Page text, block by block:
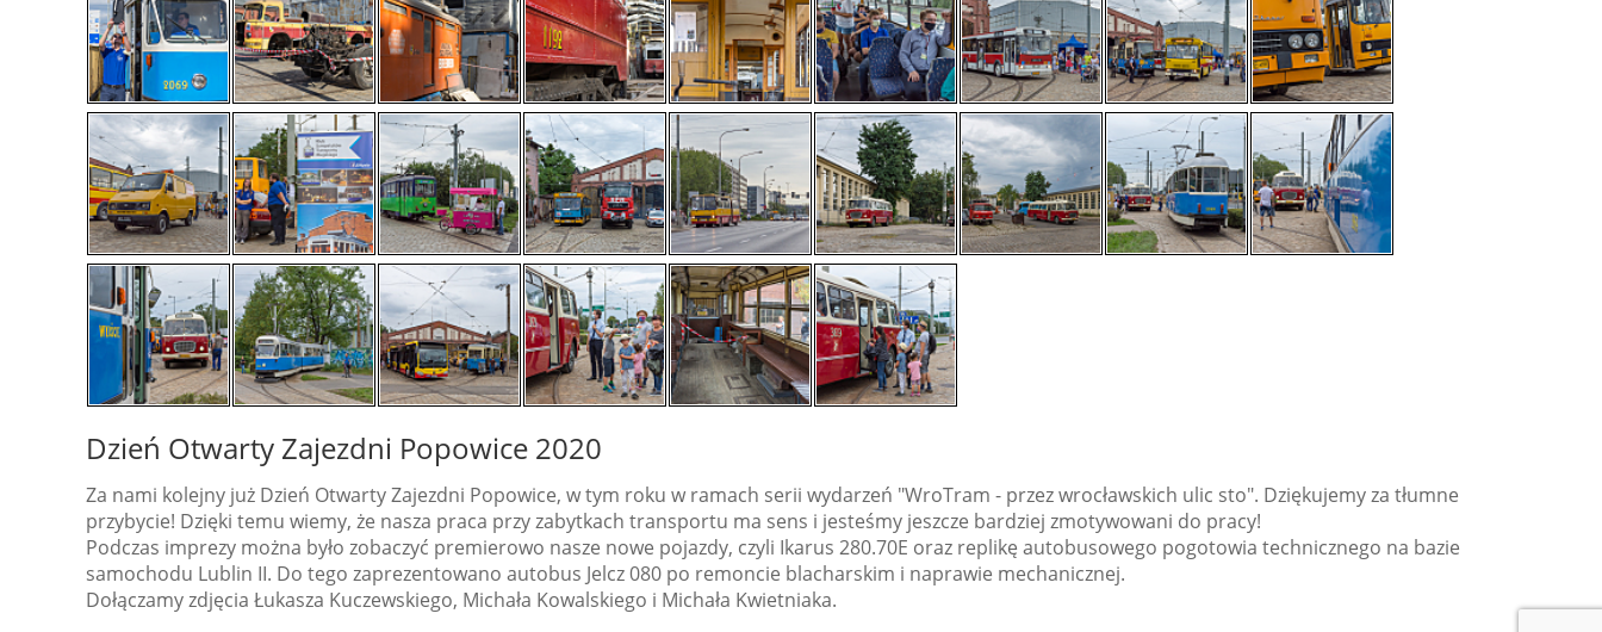
Dzień Otwarty Zajezdni Popowice 2020
Za nami kolejny już Dzień Otwarty Zajezdni Popowice, w tym roku w ramach serii wydarzeń "WroTram - przez wrocławskich ulic sto". Dziękujemy za tłumne
przybycie! Dzięki temu wiemy, że nasza praca przy zabytkach transportu ma sens i jesteśmy jeszcze bardziej zmotywowani do pracy!
Podczas imprezy można było zobaczyć premierowo nasze nowe pojazdy, czyli Ikarus 280.70E oraz replikę autobusowego pogotowia technicznego na bazie
samochodu Lublin II. Do tego zaprezentowano autobus Jelcz 080 po remoncie blacharskim i naprawie mechanicznej.
Dołączamy zdjęcia Łukasza Kuczewskiego, Michała Kowalskiego i Michała Kwietniaka.